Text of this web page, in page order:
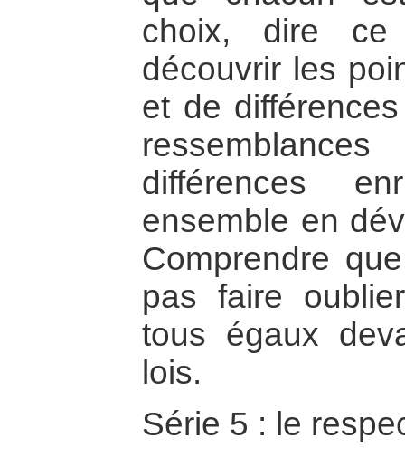
choix, dire
découvrir les
et de
différences
ensemble en
Comprendre
pas faire
tous égaux
lois.
Série 5 : le